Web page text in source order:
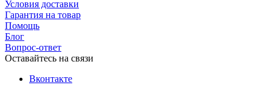
Условия доставки
Гарантия на товар
Помощь
Блог
Вопрос-ответ
Оставайтесь на связи
Вконтакте